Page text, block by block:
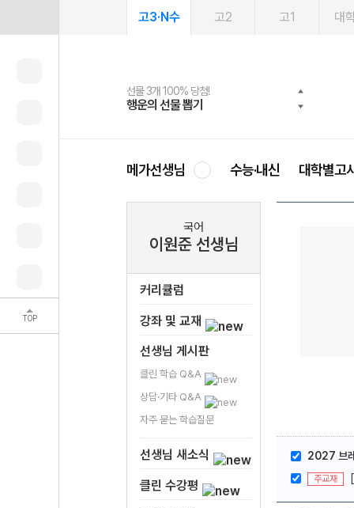
TOP
고3·N수 고2 고1 대
선물 3개 100% 당첨!
행운의 선물 뽑기
선물 100% 증정!
메가스터디 X 올리브
2027 러셀 단과
강사 공개선발
스마트러닝앱
설문 EVENT
메가패스
3일 무료 체험권
메가패스 수강생 무료혜택!
메가클럽 멤버십
사회공헌 캠페인
희망이룸 메가나눔
메가선생님 수능·내신 대학별고
국어
이원준 선생님
커리큘럼
강좌 및 교재
선생님 게시판
클린 학습 Q&A
상담·기타 Q&A
자주 묻는 학습질문
선생님 새소식
클린 수강평
2027 브
주교재